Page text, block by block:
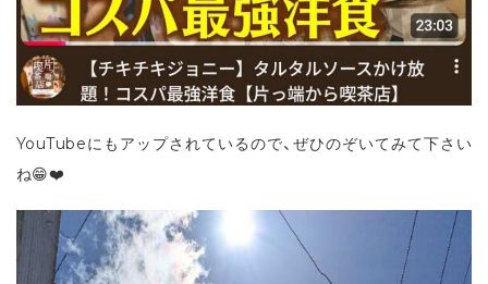
YouTubeにもアップされているので、ぜひのぞいてみて下さい
ね😁❤️